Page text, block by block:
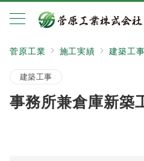
菅原工業 施工実績 建築工事
建築工事
事務所兼倉庫新築